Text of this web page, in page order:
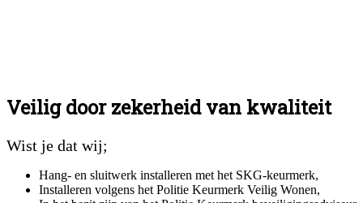
Veilig door zekerheid van kwaliteit
Wist je dat wij;
Hang- en sluitwerk installeren met het SKG-keurmerk,
Installeren volgens het Politie Keurmerk Veilig Wonen,